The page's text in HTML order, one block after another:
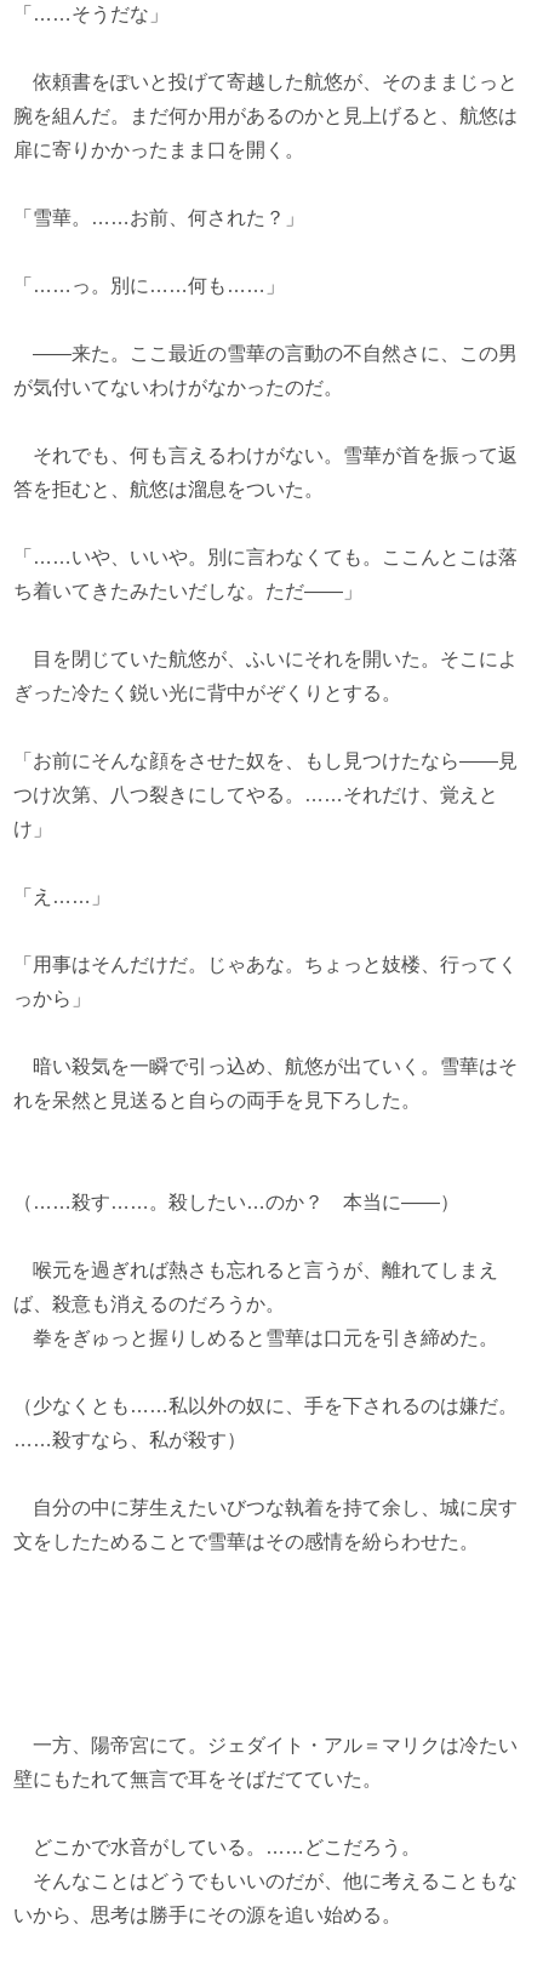
「……そうだな」
依頼書をぽいと投げて寄越した航悠が、そのままじっと
腕を組んだ。まだ何か用があるのかと見上げると、航悠は
扉に寄りかかったまま口を開く。
「雪華。……お前、何された？」
「……っ。別に……何も……」
――来た。ここ最近の雪華の言動の不自然さに、この男
が気付いてないわけがなかったのだ。
それでも、何も言えるわけがない。雪華が首を振って返
答を拒むと、航悠は溜息をついた。
「……いや、いいや。別に言わなくても。ここんとこは落
ち着いてきたみたいだしな。ただ――」
目を閉じていた航悠が、ふいにそれを開いた。そこによ
ぎった冷たく鋭い光に背中がぞくりとする。
「お前にそんな顔をさせた奴を、もし見つけたなら――見
つけ次第、八つ裂きにしてやる。……それだけ、覚えと
け」
「え……」
「用事はそんだけだ。じゃあな。ちょっと妓楼、行ってく
っから」
暗い殺気を一瞬で引っ込め、航悠が出ていく。雪華はそ
れを呆然と見送ると自らの両手を見下ろした。
（……殺す……。殺したい…のか？ 本当に――）
喉元を過ぎれば熱さも忘れると言うが、離れてしまえ
ば、殺意も消えるのだろうか。
拳をぎゅっと握りしめると雪華は口元を引き締めた。
（少なくとも……私以外の奴に、手を下されるのは嫌だ。
……殺すなら、私が殺す）
自分の中に芽生えたいびつな執着を持て余し、城に戻す
文をしたためることで雪華はその感情を紛らわせた。
一方、陽帝宮にて。ジェダイト・アル＝マリクは冷たい
壁にもたれて無言で耳をそばだてていた。
どこかで水音がしている。……どこだろう。
そんなことはどうでもいいのだが、他に考えることもな
いから、思考は勝手にその源を追い始める。